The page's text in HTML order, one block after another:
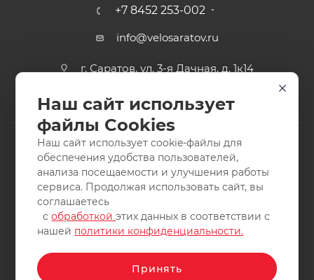
+7 8452 253-002
info@velosaratov.ru
г. Саратов, ул. 3-я Дачная, д. 1к14
2011-2026 © интернет-магазин спортивных товаров
ВелоСаратов. Не является публичной офертой. Все права
защищены. Заимствование материалов и фотографий
запрещено.
Наш сайт использует
файлы Cookies
Наш сайт использует cookie-файлы для
обеспечения удобства пользователей,
анализа посещаемости и улучшения работы
сервиса. Продолжая использовать сайт, вы
соглашаетесь
собработкойэтих данных в соответствии с
нашей политики конфиденциальности.
Принять